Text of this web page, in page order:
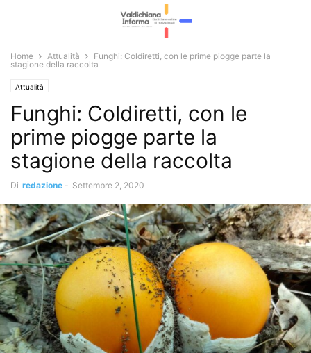
Home Attualità
Funghi: Coldiretti, con le prime piogge parte la
stagione della raccolta
Attualità
Funghi: Coldiretti, con le
prime piogge parte la
stagione della raccolta
Di redazione - Settembre 2, 2020